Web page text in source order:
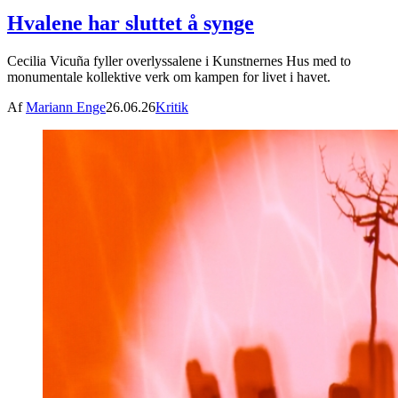
Hvalene har sluttet å synge
Cecilia Vicuña fyller overlyssalene i Kunstnernes Hus med to
monumentale kollektive verk om kampen for livet i havet.
AfMariann Enge26.06.26Kritik